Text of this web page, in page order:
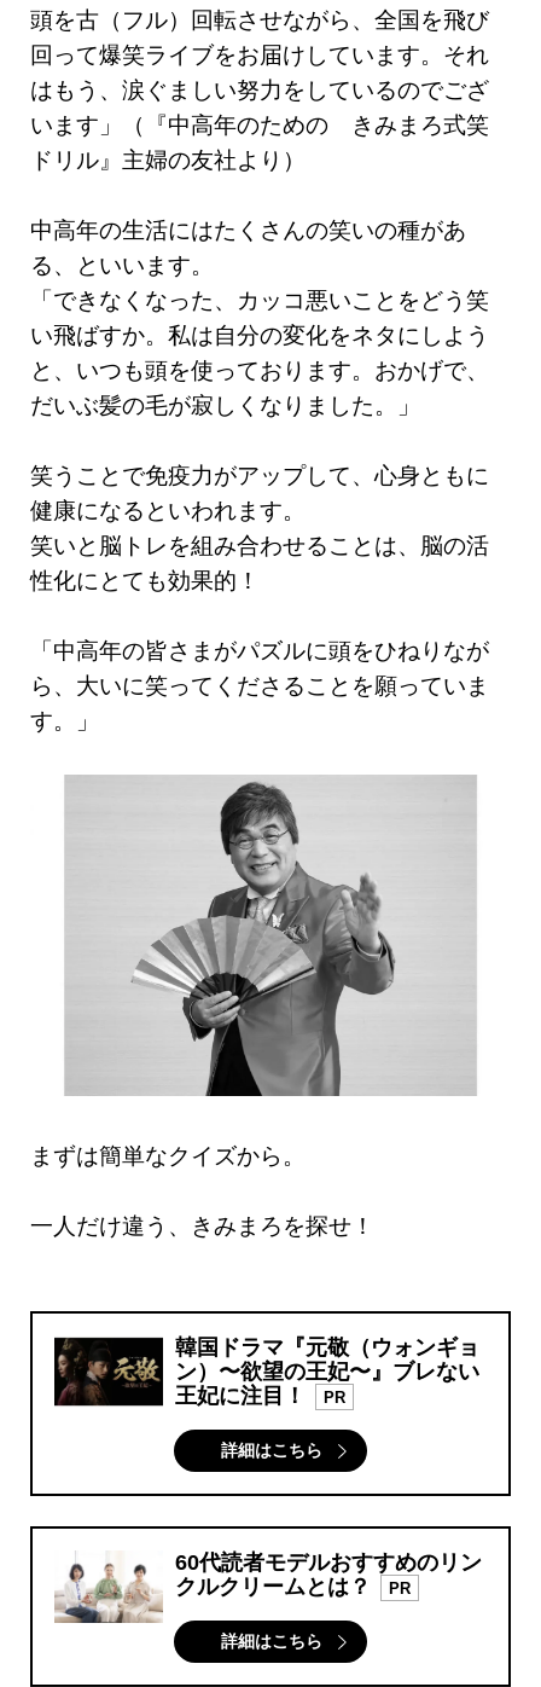
頭を古（フル）回転させながら、全国を飛び
回って爆笑ライブをお届けしています。それ
はもう、涙ぐましい努力をしているのでござ
います」（『中高年のための きみまろ式笑
ドリル』主婦の友社より）
中高年の生活にはたくさんの笑いの種があ
る、といいます。
「できなくなった、カッコ悪いことをどう笑
い飛ばすか。私は自分の変化をネタにしよう
と、いつも頭を使っております。おかげで、
だいぶ髪の毛が寂しくなりました。」
笑うことで免疫力がアップして、心身ともに
健康になるといわれます。
笑いと脳トレを組み合わせることは、脳の活
性化にとても効果的！
「中高年の皆さまがパズルに頭をひねりなが
ら、大いに笑ってくださることを願っていま
す。」
まずは簡単なクイズから。
一人だけ違う、きみまろを探せ！
韓国ドラマ『元敬（ウォンギョ
ン）〜欲望の王妃〜』ブレない
王妃に注目！
PR
詳細はこちら
60代読者モデルおすすめのリン
クルクリームとは？
PR
詳細はこちら